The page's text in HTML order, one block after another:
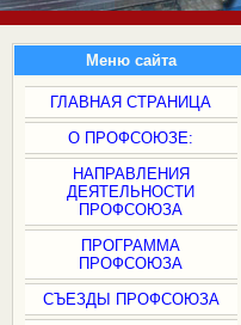
Меню сайта
ГЛАВНАЯ СТРАНИЦА
О ПРОФСОЮЗЕ:
НАПРАВЛЕНИЯ
ДЕЯТЕЛЬНОСТИ
ПРОФСОЮЗА
ПРОГРАММА
ПРОФСОЮЗА
СЪЕЗДЫ ПРОФСОЮЗА